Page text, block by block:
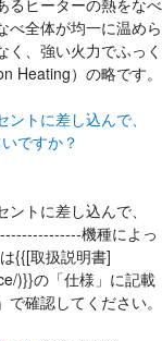
るヒーターの熱をなべ
べ全体が均一に温めら
、強い火力でふっく
Heating）の略です。
トに差し込んで、
ですか？
トに差し込んで、
機種によっ
{{[取扱説明書]
)}}の「仕様」に記載
確認してください。